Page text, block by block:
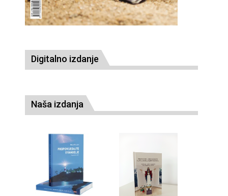
Digitalno izdanje
Naša izdanja